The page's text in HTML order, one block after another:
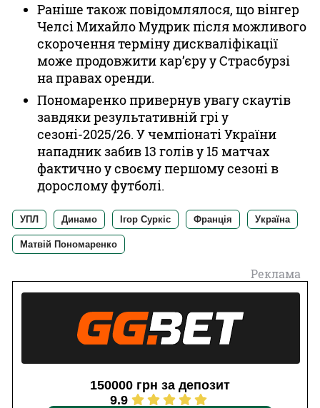
Раніше також повідомлялося, що вінгер
Челсі Михайло Мудрик після можливого
скорочення терміну дискваліфікації
може продовжити кар’єру у Страсбурзі
на правах оренди.
Пономаренко привернув увагу скаутів
завдяки результативній грі у
сезоні-2025/26. У чемпіонаті України
нападник забив 13 голів у 15 матчах
фактично у своєму першому сезоні в
дорослому футболі.
УПЛ Динамо Ігор Суркіс Франція Україна
Матвій Пономаренко
Реклама
150000 грн за депозит
9.9